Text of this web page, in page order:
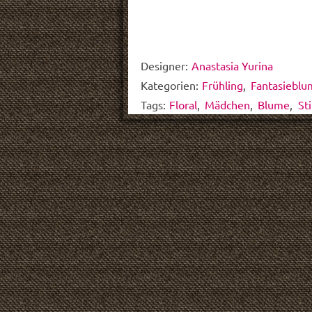
Designer: Anastasia Yurina
Kategorien: Frühling
Tags: Floral Mädchen Blume